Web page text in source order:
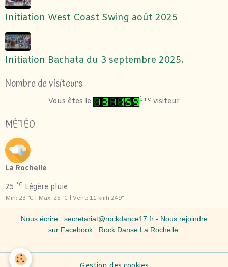
Initiation West Coast Swing août 2025
Initiation Bachata du 3 septembre 2025.
Nombre de visiteurs
Vous êtes le ème visiteur
MÉTÉO
La Rochelle
25 °C Légère pluie
Min: 23 °C | Max: 25 °C | Vent: 11 kmh 249°
Nous écrire : secretariat@rockdance17.fr- Nous rejoindre
sur Facebook : Rock Danse La Rochelle.